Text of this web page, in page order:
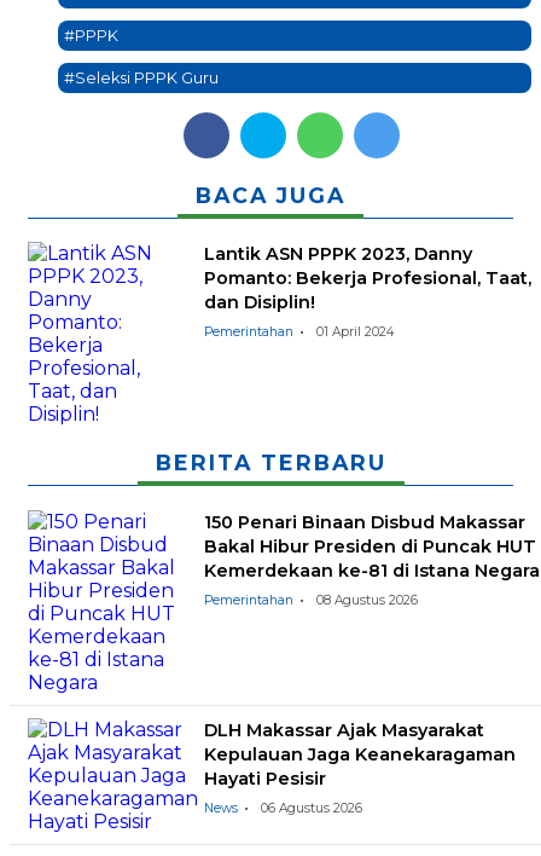
#PPPK
#Seleksi PPPK Guru
BACA JUGA
Lantik ASN PPPK 2023, Danny
Pomanto: Bekerja Profesional, Taat,
dan Disiplin!
Pemerintahan 01 April 2024
BERITA TERBARU
150 Penari Binaan Disbud Makassar
Bakal Hibur Presiden di Puncak HUT
Kemerdekaan ke-81 di Istana Negara
Pemerintahan 08 Agustus 2026
DLH Makassar Ajak Masyarakat
Kepulauan Jaga Keanekaragaman
Hayati Pesisir
News 06 Agustus 2026